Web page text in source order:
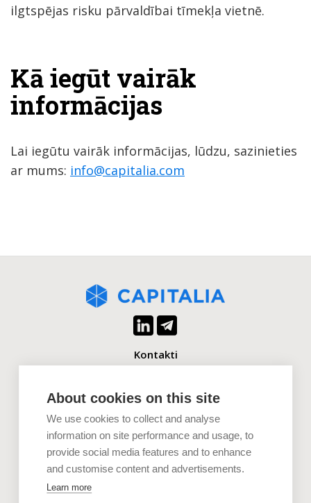
About cookies on this site
We use cookies to collect and analyse
information on site performance and usage, to
provide social media features and to enhance
and customise content and advertisements.
Learn more
ilgtspējas risku pārvaldībai tīmekļa vietnē.
Kā iegūt vairāk
informācijas
Lai iegūtu vairāk informācijas, lūdzu, sazinieties
ar mums: info@capitalia.com
Kontakti
+371 2880 0880
Uzņēmumiem
Investoriem